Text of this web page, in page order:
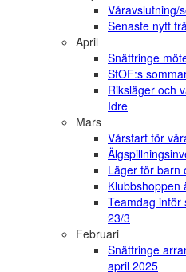
Våravslutning/
Senaste nytt
April
Snättringe
StOF:s
Riksläger och
Idre
Mars
Vårstart för
Läger för barn
Klubbshoppen
Teamdag inför
23/3
Februari
Snättringe
april 2025